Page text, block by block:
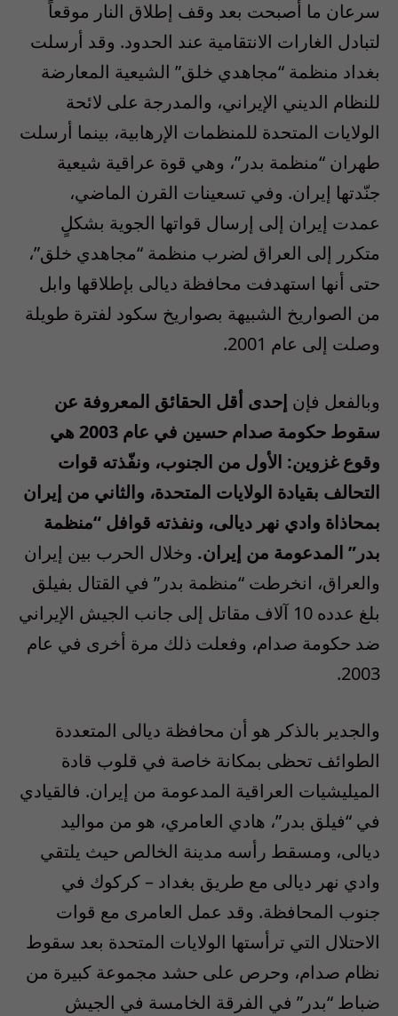
سرعان ما أصبحت بعد وقف إطلاق النار موقعاً
لتبادل الغارات الانتقامية عند الحدود. وقد أرسلت
بغداد منظمة “مجاهدي خلق” الشيعية المعارضة
للنظام الديني الإيراني، والمدرجة على لائحة
الولايات المتحدة للمنظمات الإرهابية، بينما أرسلت
طهران “منظمة بدر”، وهي قوة عراقية شيعية
جنّدتها إيران. وفي تسعينات القرن الماضي،
عمدت إيران إلى إرسال قواتها الجوية بشكلٍ
متكرر إلى العراق لضرب منظمة “مجاهدي خلق”،
حتى أنها استهدفت محافظة ديالى بإطلاقها وابل
من الصواريخ الشبيهة بصواريخ سكود لفترة طويلة
وصلت إلى عام 2001.
وبالفعل فإن إحدى أقل الحقائق المعروفة عن
سقوط حكومة صدام حسين في عام 2003 هي
وقوع غزوين: الأول من الجنوب، ونفّذته قوات
التحالف بقيادة الولايات المتحدة، والثاني من إيران
بمحاذاة وادي نهر ديالى، ونفذته قوافل “منظمة
بدر” المدعومة من إيران. وخلال الحرب بين إيران
والعراق، انخرطت “منظمة بدر” في القتال بفيلق
بلغ عدده 10 آلاف مقاتل إلى جانب الجيش الإيراني
ضد حكومة صدام، وفعلت ذلك مرة أخرى في عام
2003.
والجدير بالذكر هو أن محافظة ديالى المتعددة
الطوائف تحظى بمكانة خاصة في قلوب قادة
الميليشيات العراقية المدعومة من إيران. فالقيادي
في “فيلق بدر”، هادي العامري، هو من مواليد
ديالى، ومسقط رأسه مدينة الخالص حيث يلتقي
وادي نهر ديالى مع طريق بغداد – كركوك في
جنوب المحافظة. وقد عمل العامرى مع قوات
الاحتلال التي ترأستها الولايات المتحدة بعد سقوط
نظام صدام، وحرص على حشد مجموعة كبيرة من
ضباط “بدر” في الفرقة الخامسة في الجيش